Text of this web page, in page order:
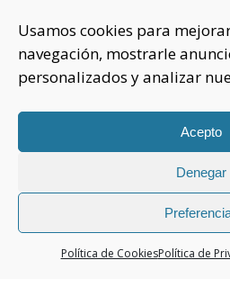
Usamos cookies para
navegación, mostrarle
personalizados y analizar
Acepto
Denegar
Política de CookiesPolítica de
Sobre
Aviso
Política de
Política
925 508